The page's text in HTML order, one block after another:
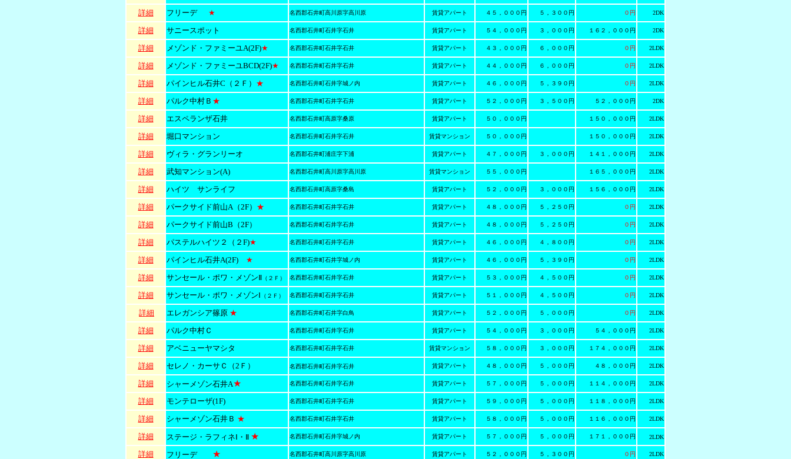
詳細 フリーデ ★ 名西郡石井町高川原字高川原 賃貸アパート ４５，０００円 ５，３００円 ０円 2DK
詳細 サニースポット 名西郡石井町石井字石井 賃貸アパート ５４，０００円 ３，０００円 １６２，０００円 2DK
詳細 メゾンド・ファミーユA(2F)★ 名西郡石井町石井字石井 賃貸アパート ４３，０００円 ６，０００円 ０円 2LDK
詳細 メゾンド・ファミーユBCD(2F)★ 名西郡石井町石井字石井 賃貸アパート ４４，０００円 ６，０００円 ０円 2LDK
詳細 パインヒル石井C（２Ｆ） ★ 名西郡石井町石井字城ノ内 賃貸アパート ４６，０００円 ５，３９０円 ０円 2LDK
詳細 パルク中村Ｂ ★ 名西郡石井町石井字石井 賃貸アパート ５２，０００円 ３，５００円 ５２，０００円 2DK
詳細 エスペランザ石井 名西郡石井町高原字桑原 賃貸アパート ５０，０００円 １５０，０００円 2LDK
詳細 堀口マンション 名西郡石井町石井字石井 賃貸マンション ５０，０００円 １５０，０００円 2LDK
詳細 ヴィラ・グランリーオ 名西郡石井町浦庄字下浦 賃貸アパート ４７，０００円 ３，０００円 １４１，０００円 2LDK
詳細 武知マンション(A) 名西郡石井町高川原字高川原 賃貸マンション ５５，０００円 １６５，０００円 2LDK
詳細 ハイツ サンライフ 名西郡石井町高原字桑島 賃貸アパート ５２，０００円 ３，０００円 １５６，０００円 2LDK
詳細 パークサイド前山A（2F） ★ 名西郡石井町石井字石井 賃貸アパート ４８，０００円 ５，２５０円 ０円 2LDK
詳細 パークサイド前山B（2F） 名西郡石井町石井字石井 賃貸アパート ４８，０００円 ５，２５０円 ０円 2LDK
詳細 パステルハイツ２（２F)★ 名西郡石井町石井字石井 賃貸アパート ４６，０００円 ４，８００円 ０円 2LDK
詳細 パインヒル石井A(2F) ★ 名西郡石井町石井字城ノ内 賃貸アパート ４６，０００円 ５，３９０円 ０円 2LDK
詳細 サンセール・ポワ・メゾンⅡ （２Ｆ） 名西郡石井町石井字石井 賃貸アパート ５３，０００円 ４，５００円 ０円 2LDK
詳細 サンセール・ポワ・メゾンⅠ （２Ｆ） 名西郡石井町石井字石井 賃貸アパート ５１，０００円 ４，５００円 ０円 2LDK
詳細 エレガンシア篠原 ★ 名西郡石井町石井字白鳥 賃貸アパート ５２，０００円 ５，０００円 ０円 2LDK
詳細 パルク中村Ｃ 名西郡石井町石井字石井 賃貸アパート ５４，０００円 ３，０００円 ５４，０００円 2LDK
詳細 アベニューヤマシタ 名西郡石井町石井字石井 賃貸マンション ５８，０００円 ３，０００円 １７４，０００円 2LDK
詳細 セレノ・カーサＣ（2Ｆ） 名西郡石井町石井字石井 賃貸アパート ４ ８，０００円 ５，０００円 ４８，０００円 2LDK
詳細 シャーメゾン石井A★ 名西郡石井町石井字石井 賃貸アパート ５７，０００円 ５，０００円 １１４，０００円 2LDK
詳細 モンテローザ(1F) 名西郡石井町石井字石井 賃貸アパート ５９，０００円 ５，０００円 １１８，０００円 2LDK
詳細 シャーメゾン石井Ｂ ★ 名西郡石井町石井字石井 賃貸アパート ５８，０００円 ５，０００円 １１６，０００円 2LDK
詳細 ステージ・ラフィネⅠ・Ⅱ ★ 名西郡石井町石井字城ノ内 賃貸アパート ５７，０００円 ５，０００円 １７１，０００円 2LDK
詳細 フリーデ ★ 名西郡石井町高川原字高川原 賃貸アパート ５２，０００円 ５，３００円 ０円 2LDK